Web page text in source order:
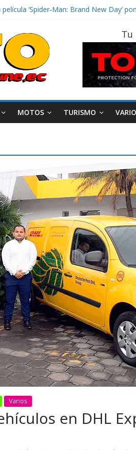
de tener un vehículo gana
pasar con tu vehículo si
al Ecuador 2026, edición 47ª, recorre
recibe 12 Sinotruk Bolden para
Tu
MOTOS TURISMO
Varios
en DHL
Turismo Varios
puede pasar con tu
si permanece
días sin usar?